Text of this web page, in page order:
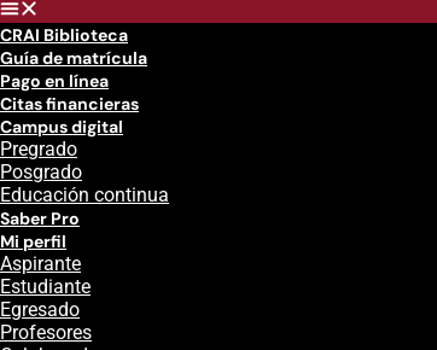
CRAI Biblioteca
Guía de matrícula
Pago en línea
Citas financieras
Campus digital
Pregrado
Posgrado
Educación continua
Saber Pro
Mi perfil
Aspirante
Estudiante
Egresado
Profesores